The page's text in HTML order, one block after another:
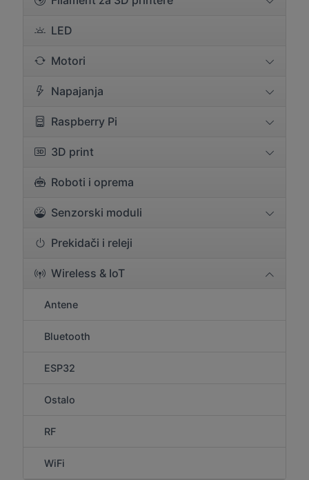
LED
Motori
Napajanja
Raspberry Pi
3D print
Roboti i oprema
Senzorski moduli
Prekidači i releji
Wireless & IoT
Antene
Bluetooth
ESP32
Ostalo
RF
WiFi